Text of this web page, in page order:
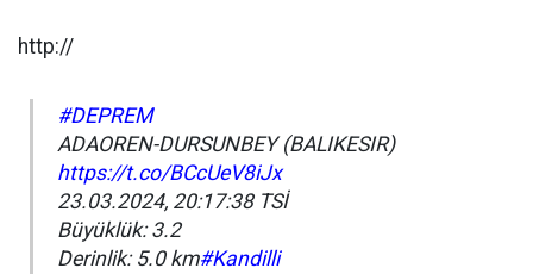
http://
#DEPREM
ADAOREN-DURSUNBEY (BALIKESIR)
https://t.co/BCcUeV8iJx
23.03.2024, 20:17:38 TSİ
Büyüklük: 3.2
Derinlik: 5.0 km#Kandilli